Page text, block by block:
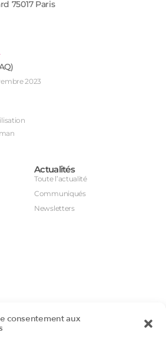
consentement aux
75017 Paris
2023
Actualités
Toute l’actualité
Communiqués
Newsletters